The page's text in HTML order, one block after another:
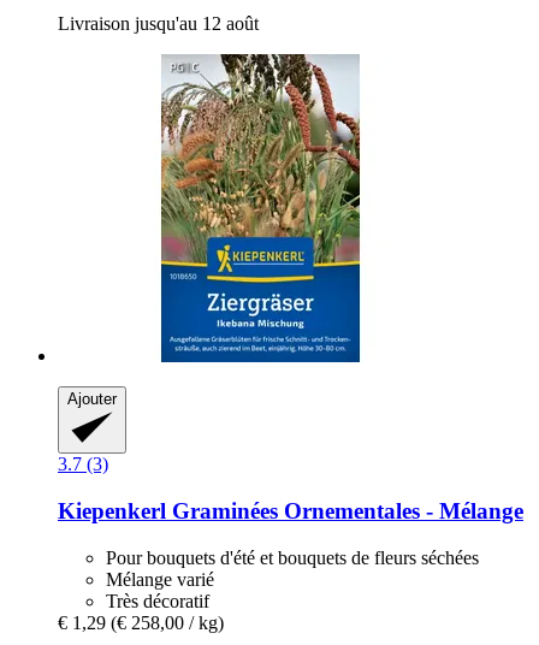
Livraison jusqu'au 12 août
Ajouter
3.7 (3)
Kiepenkerl Graminées Ornementales -​ Mélange
Pour bouquets d'été et bouquets de fleurs séchées
Mélange varié
Très décoratif
€ 1,29 (€ 258,00 / kg)